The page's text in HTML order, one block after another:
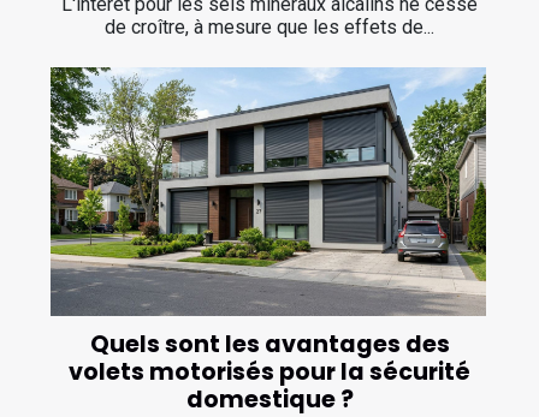
de croître, à mesure que les effets de...
Quels sont les avantages des
volets motorisés pour la sécurité
domestique ?